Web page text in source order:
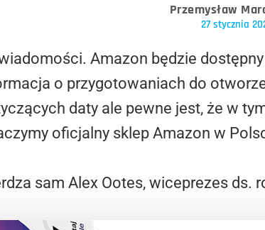
Przemysław
27 stycznia
Amazon będzie
o przygotowaniach do
daty ale pewne jest, że w
oficjalny sklep Amazon w
sam Alex Ootes, wiceprezes ds.